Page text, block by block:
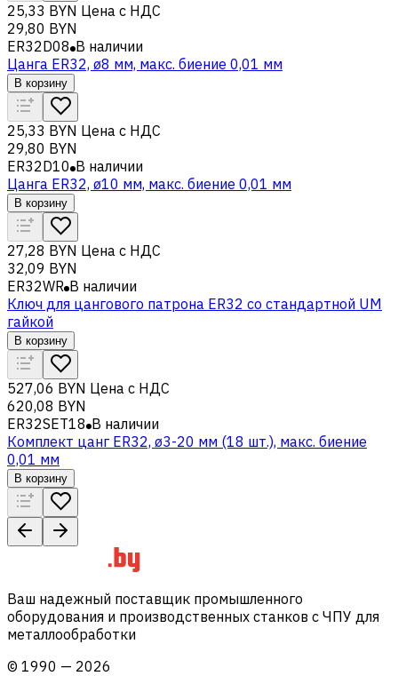
25,33 BYN Цена с НДС
29,80 BYN
ER32D08 В наличии
Цанга ER32, ø8 мм, макс. биение 0,01 мм
В корзину
25,33 BYN Цена с НДС
29,80 BYN
ER32D10 В наличии
Цанга ER32, ø10 мм, макс. биение 0,01 мм
В корзину
27,28 BYN Цена с НДС
32,09 BYN
ER32WR В наличии
Ключ для цангового патрона ER32 со стандартной UM
гайкой
В корзину
527,06 BYN Цена с НДС
620,08 BYN
ER32SET18 В наличии
Комплект цанг ER32, ø3-20 мм (18 шт.), макс. биение
0,01 мм
В корзину
Ваш надежный поставщик промышленного
оборудования и производственных станков с ЧПУ для
металлообработки
© 1990 — 2026